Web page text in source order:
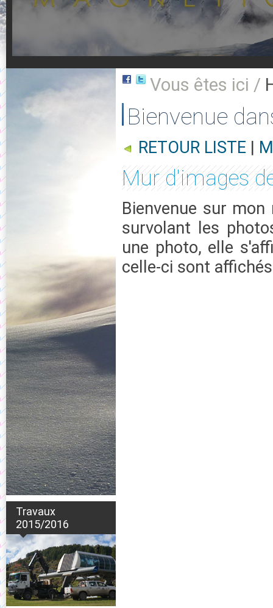
Travaux
2015/2016
Vous êtes ici /
Bienvenue
RETOUR LISTE |
Mur d'images
Bienvenue sur
survolant les
une photo, elle
celle-ci sont